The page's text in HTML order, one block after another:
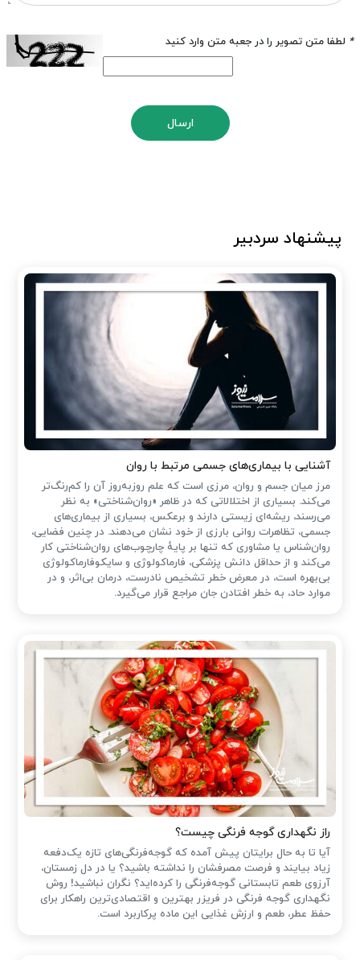
* لطفا متن تصویر را در جعبه متن وارد کنید
ارسال
پیشنهاد سردبیر
آشنایی با بیماری‌های جسمی مرتبط با روان
مرز میان جسم و روان، مرزی است که علم روزبه‌روز آن را کم‌رنگ‌تر
می‌کند. بسیاری از اختلالاتی که در ظاهر «روان‌شناختی» به نظر
می‌رسند، ریشه‌ای زیستی دارند و برعکس، بسیاری از بیماری‌های
جسمی، تظاهرات روانی بارزی از خود نشان می‌دهند. در چنین فضایی،
روان‌شناس یا مشاوری که تنها بر پایهٔ چارچوب‌های روان‌شناختی کار
می‌کند و از حداقل دانش پزشکی، فارماکولوژی و سایکوفارماکولوژی
بی‌بهره است، در معرض خطر تشخیص نادرست، درمان بی‌اثر، و در
موارد حاد، به خطر افتادن جان مراجع قرار می‌گیرد.
راز نگهداری گوجه فرنگی چیست؟
آیا تا به حال برایتان پیش آمده که گوجه‌فرنگی‌های تازه یک‌دفعه
زیاد بیایند و فرصت مصرفشان را نداشته باشید؟ یا در دل زمستان،
آرزوی طعم تابستانی گوجه‌فرنگی را کرده‌اید؟ نگران نباشید! روش
نگهداری گوجه فرنگی در فریزر بهترین و اقتصادی‌ترین راهکار برای
حفظ عطر، طعم و ارزش غذایی این ماده پرکاربرد است.